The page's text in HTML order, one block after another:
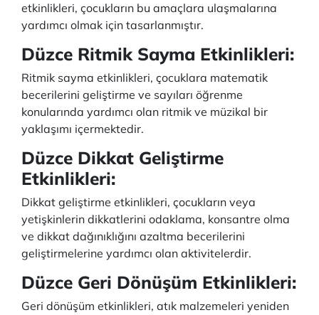
etkinlikleri, çocukların bu amaçlara ulaşmalarına
yardımcı olmak için tasarlanmıştır.
Düzce Ritmik Sayma Etkinlikleri:
Ritmik sayma etkinlikleri, çocuklara matematik
becerilerini geliştirme ve sayıları öğrenme
konularında yardımcı olan ritmik ve müzikal bir
yaklaşımı içermektedir.
Düzce Dikkat Geliştirme
Etkinlikleri:
Dikkat geliştirme etkinlikleri, çocukların veya
yetişkinlerin dikkatlerini odaklama, konsantre olma
ve dikkat dağınıklığını azaltma becerilerini
geliştirmelerine yardımcı olan aktivitelerdir.
Düzce Geri Dönüşüm Etkinlikleri:
Geri dönüşüm etkinlikleri, atık malzemeleri yeniden